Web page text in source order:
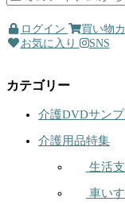
ログイン
買い物
お気に入り
SNS
カテゴリー
介護DVDサン
介護用品特集
生活
車い